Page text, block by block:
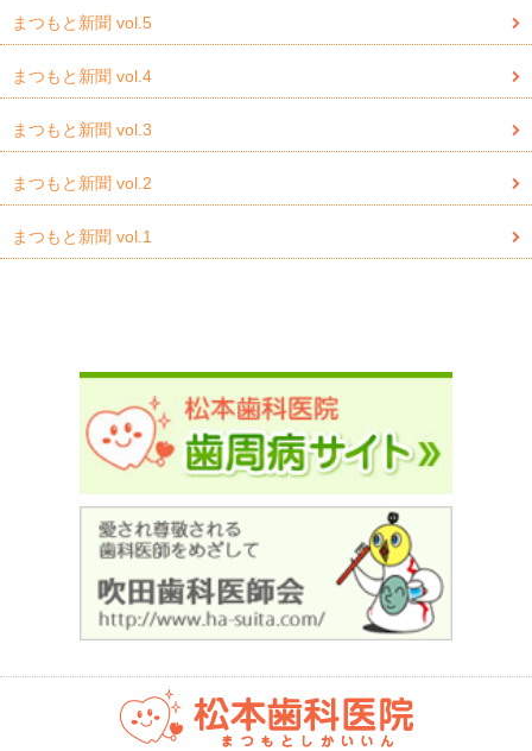
まつもと新聞 vol.5
まつもと新聞 vol.4
まつもと新聞 vol.3
まつもと新聞 vol.2
まつもと新聞 vol.1